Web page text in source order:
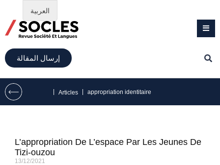
إرسال المقالة
Articles appropriation identitaire
L’appropriation De L’espace Par Les Jeunes De
Tizi-ouzou
13/12/2021
العربية